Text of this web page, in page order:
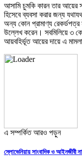
আসামি চুমকি কারন তার আয়ের
হিসেবে ব্যবসা করার জন্য
অন্য কোন প্রামাণ্য রেকর্ডপত্র
উল্লেখ করেন। সবমিলিয়ে ৩
আয়বহির্ভূত আয়ের দায়ে এ
এ সম্পর্কিত আরও পড়ুন
স্লোভেনিয়ায় সাংবাদিক ও আইনজীবী